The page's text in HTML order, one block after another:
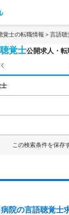
覚士の転職情報 言語聴
覚士公開求人・
この検索条件を保存
院の言語聴覚士